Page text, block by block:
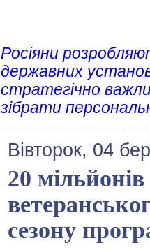
Росіяни
державних
стратегічно
зібрати
Вівторок, 04
20
сезону